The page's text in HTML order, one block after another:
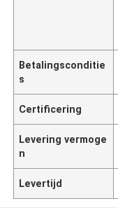
Betalingsconditie
s
Certificering
Levering vermoge
n
Levertijd